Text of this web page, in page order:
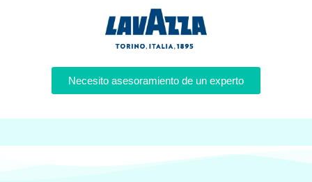
Necesito asesoramiento de un experto